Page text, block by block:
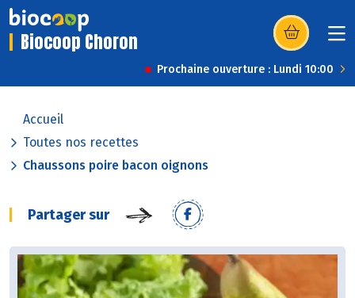
Biocoop Choron (s’ouvre dans
Prochaine ouverture : Lundi 10:00
Accueil
Toutes nos recettes
Chaussons poire bacon oignons
Partager sur